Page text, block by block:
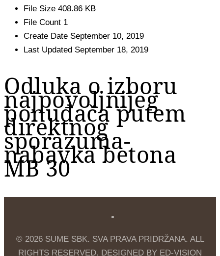
File Size 408.86 KB
File Count 1
Create Date September 10, 2019
Last Updated September 18, 2019
Odluka o izboru
najpovoljnijeg
ponuđača putem
direktnog
sporazuma-
nabavka betona
MB 30
© 2026 SUME SBK. SVA PRAVA PRIDRŽANA. ALL
RIGHTS RESERVED. DESIGNED BY ED-VISION